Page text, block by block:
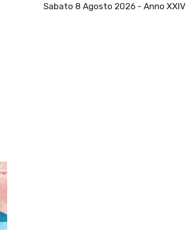
Sabato 8 Agosto 2026 - Anno XXIV